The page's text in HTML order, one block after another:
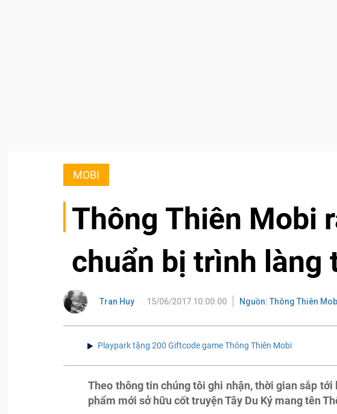
MOBI
Thông Thiên Mobi
chuẩn bị trình làng
Tran Huy 15/06/2017 10:00:00 Nguồn: Thông Thiên
Playpark tặng 200 Giftcode game Thông Thiên Mobi
Theo thông tin chúng tôi ghi nhận, thời gian sắp
phẩm mới sở hữu cốt truyện Tây Du Ký mang tên